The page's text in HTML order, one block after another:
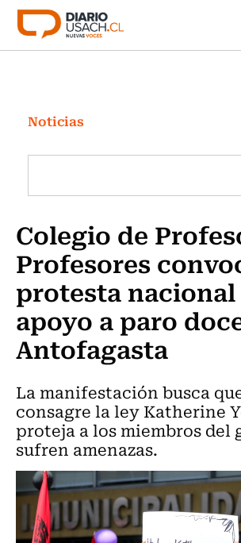
Click acá para ir directamente al
Investigación
Cultura
Programas Radio y TV Usach
Noticias
Colegio de
Profesores
protesta nacional
apoyo a paro
Antofagasta
La manifestación busca
consagre la ley Katherine
proteja a los miembros del
sufren amenazas.